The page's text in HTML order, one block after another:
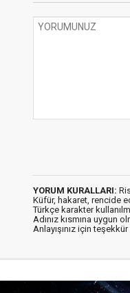
YORUM KURALLARI:
Küfür, hakaret, rencide
Türkçe karakter
Adınız kısmına uygun
Anlayışınız için